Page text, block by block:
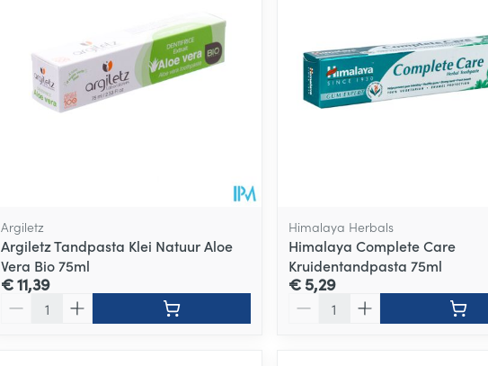
Argiletz
Argiletz Tandpasta Klei Natuur Aloe
Vera Bio 75ml
€ 11,39
Himalaya Herbals
Himalaya Complete Care
Kruidentandpasta 75ml
€ 5,29